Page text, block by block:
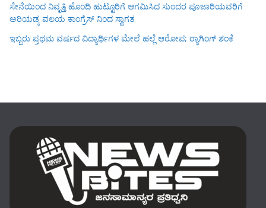
ಸೇನೆಯಿಂದ ನಿವೃತ್ತಿ ಹೊಂದಿ ಹುಟ್ಟೂರಿಗೆ ಆಗಮಿಸಿದ ಸುಂದರ ಪೂಜಾರಿಯವರಿಗೆ
ಅರಿಯಡ್ಕ ವಲಯ ಕಾಂಗ್ರೆಸ್ ನಿಂದ ಸ್ವಾಗತ
ಇಬ್ಬರು ಪ್ರಥಮ ವರ್ಷದ ವಿದ್ಯಾರ್ಥಿಗಳ ಮೇಲೆ ಹಲ್ಲೆ ಆರೋಪ; ರ‍್ಯಾಗಿಂಗ್ ಶಂಕೆ